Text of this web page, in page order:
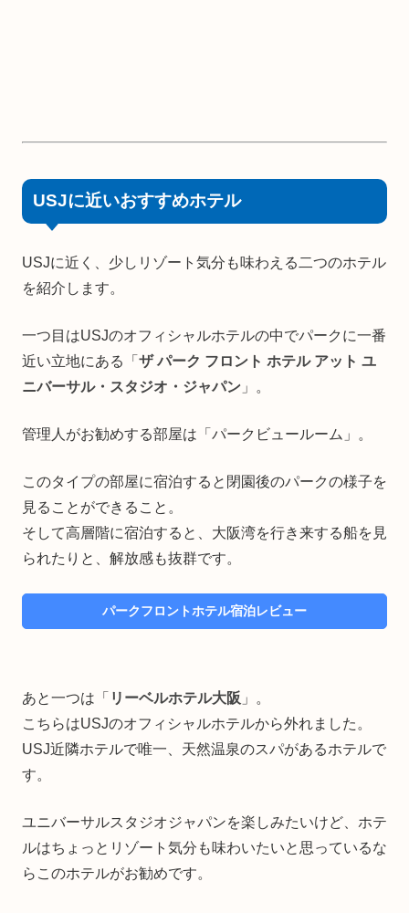
USJに近いおすすめホテル
USJに近く、少しリゾート気分も味わえる二つのホテル
を紹介します。
一つ目はUSJのオフィシャルホテルの中でパークに一番
近い立地にある「 ザ パーク フロント ホテル アット ユ
ニバーサル・スタジオ・ジャパン 」。
管理人がお勧めする部屋は「パークビュールーム」。
このタイプの部屋に宿泊すると閉園後のパークの様子を
見ることができること。
そして高層階に宿泊すると、大阪湾を行き来する船を見
られたりと、解放感も抜群です。
パークフロントホテル宿泊レビュー
あと一つは「 リーベルホテル大阪 」。
こちらはUSJのオフィシャルホテルから外れました。
USJ近隣ホテルで唯一、天然温泉のスパがあるホテルで
す。
ユニバーサルスタジオジャパンを楽しみたいけど、ホテ
ルはちょっとリゾート気分も味わいたいと思っているな
らこのホテルがお勧めです。